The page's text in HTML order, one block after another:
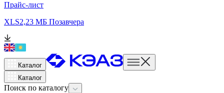
Прайс-лист
XLS2,23 МБ Позавчера
Каталог
Каталог
Поиск по каталогу